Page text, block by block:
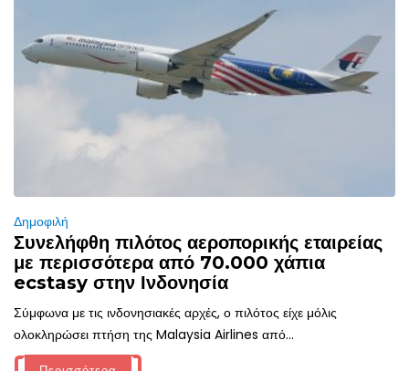
Δημοφιλή
Συνελήφθη πιλότος αεροπορικής εταιρείας
με περισσότερα από 70.000 χάπια
ecstasy στην Ινδονησία
Σύμφωνα με τις ινδονησιακές αρχές, ο πιλότος είχε μόλις
ολοκληρώσει πτήση της Malaysia Airlines από...